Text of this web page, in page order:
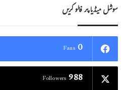
سوشل میڈیا پر فالو کریں
0
Fans
988
Followers